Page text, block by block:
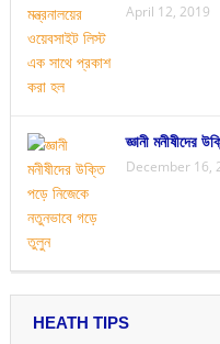
April 12, 2019
জ্ঞানী মনীষীদের
December 16,
HEATH TIPS